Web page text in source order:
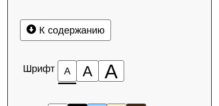
К содержанию
Шрифт А А А